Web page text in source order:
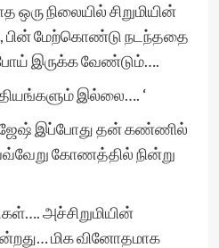
ஒரு நிலையில் சிறுமியின்
பின் மேற்கொண்டு நடந்ததை
இருக்க வேண்டும்….
இல்லை…. ‘
இப்போது தன் கண்ணில்
கோணத்தில் நின்று
அச்சிறுமியின்
மிக வினோதமாக